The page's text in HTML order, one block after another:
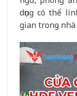
dụng có thể
gian trong nhà